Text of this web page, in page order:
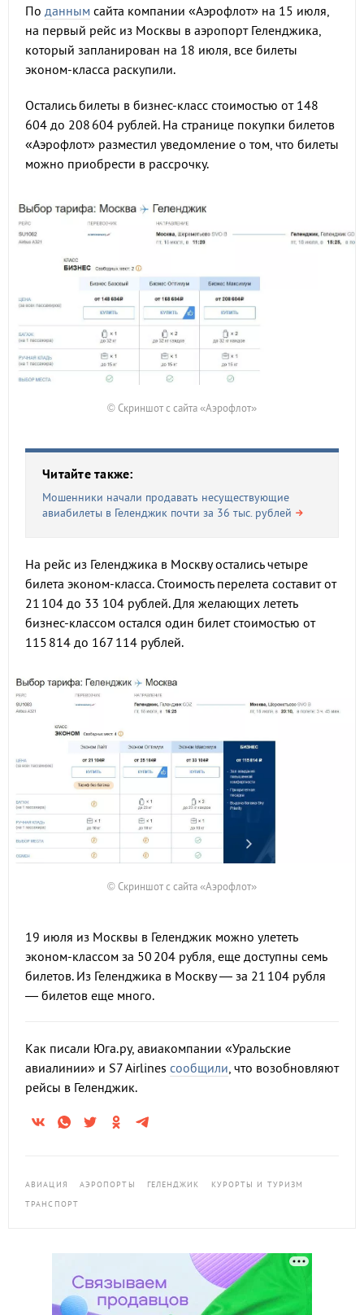
По данным сайта компании «Аэрофлот» на 15 июля,
на первый рейс из Москвы в аэропорт Геленджика,
который запланирован на 18 июля, все билеты
эконом-класса раскупили.
Остались билеты в бизнес-класс стоимостью от 148
604 до 208 604 рублей. На странице покупки билетов
«Аэрофлот» разместил уведомление о том, что билеты
можно приобрести в рассрочку.
© Скриншот с сайта «Аэрофлот»
Читайте также:
Мошенники начали продавать несуществующие
авиабилеты в Геленджик почти за 36 тыс. рублей
На рейс из Геленджика в Москву остались четыре
билета эконом-класса. Стоимость перелета составит от
21 104 до 33 104 рублей. Для желающих лететь
бизнес-классом остался один билет стоимостью от
115 814 до 167 114 рублей.
© Скриншот с сайта «Аэрофлот»
19 июля из Москвы в Геленджик можно улететь
эконом-классом за 50 204 рубля, еще доступны семь
билетов. Из Геленджика в Москву — за 21 104 рубля
— билетов еще много.
Как писали Юга.ру, авиакомпании «Уральские
авиалинии» и S7 Airlines сообщили, что возобновляют
рейсы в Геленджик.
АВИАЦИЯ АЭРОПОРТЫ ГЕЛЕНДЖИК
КУРОРТЫ И ТУРИЗМ
ТРАНСПОРТ